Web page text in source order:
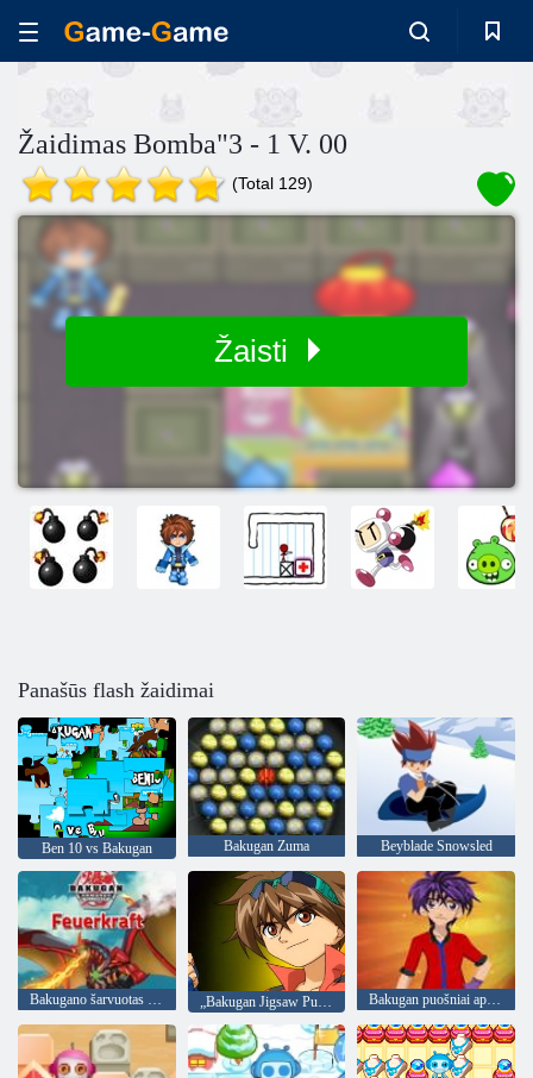
Žaidimas Bomba"3 - 1 V. 00
(Total 129)
Žaisti
Panašūs flash žaidimai
Ben 10 vs Bakugan Bakugan Zuma Beyblade Snowsled
Bakugano šarvuotas aljansas Bakugan puošniai apsirengti